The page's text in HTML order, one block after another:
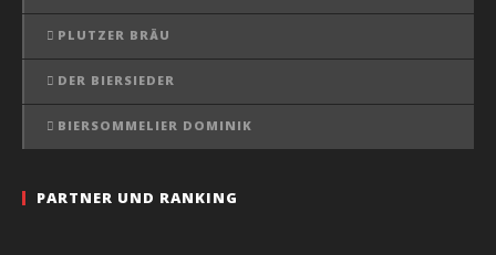
PLUTZER BRÄU
DER BIERSIEDER
BIERSOMMELIER DOMINIK
PARTNER UND RANKING